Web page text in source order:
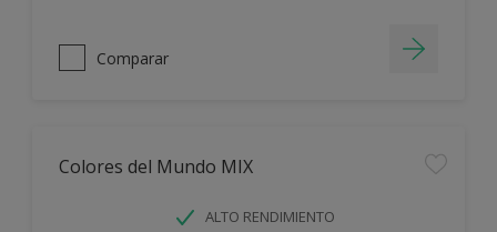
Comparar
Colores del Mundo MIX
ALTO RENDIMIENTO